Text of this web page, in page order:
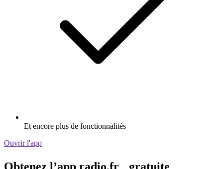
Et encore plus de fonctionnalités
Ouvrir l'app